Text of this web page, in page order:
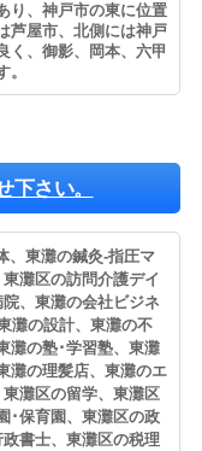
り、神戸市の東に位置
芦屋市、北側には神戸
く、御影、岡本、六甲
さい。
、東灘の鍼灸-指圧マ
灘区の訪問介護デイ
、東灘の会社ビジネ
灘の設計、東灘の不
灘の塾･学習塾、東灘
灘の理髪店、東灘のエ
灘区の留学、東灘区
･保育園、東灘区の政
書士、東灘区の税理